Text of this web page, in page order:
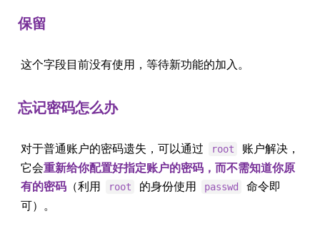
保留
这个字段目前没有使用，等待新功能的加入。
忘记密码怎么办
对于普通账户的密码遗失，可以通过 root
账户解决，
它会重新给你配置好指定账户的密码，而不需知道你原
有的密码 （利用 root 的身份使用 passwd
命令即
可）。